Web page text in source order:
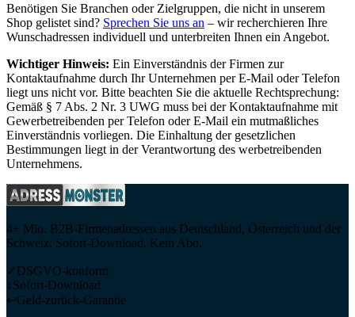
Benötigen Sie Branchen oder Zielgruppen, die nicht in unserem
Shop gelistet sind? Sprechen Sie uns an – wir recherchieren Ihre
Wunschadressen individuell und unterbreiten Ihnen ein Angebot.
Wichtiger Hinweis: Ein Einverständnis der Firmen zur
Kontaktaufnahme durch Ihr Unternehmen per E-Mail oder Telefon
liegt uns nicht vor. Bitte beachten Sie die aktuelle Rechtsprechung:
Gemäß § 7 Abs. 2 Nr. 3 UWG muss bei der Kontaktaufnahme mit
Gewerbetreibenden per Telefon oder E-Mail ein mutmaßliches
Einverständnis vorliegen. Die Einhaltung der gesetzlichen
Bestimmungen liegt in der Verantwortung des werbetreibenden
Unternehmens.
4+ Mio. B2B-Firmenadressen aus Deutschland, Österreich und der
Schweiz. Sofort-Download. Kein Abo.
✓ DSGVO-konform
↓Sofort-Download
↩Geld-zurück-Garantie